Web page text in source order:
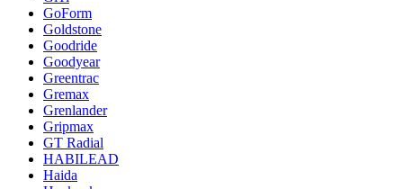
GoForm
Goldstone
Goodride
Goodyear
Greentrac
Gremax
Grenlander
Gripmax
GT Radial
HABILEAD
Haida